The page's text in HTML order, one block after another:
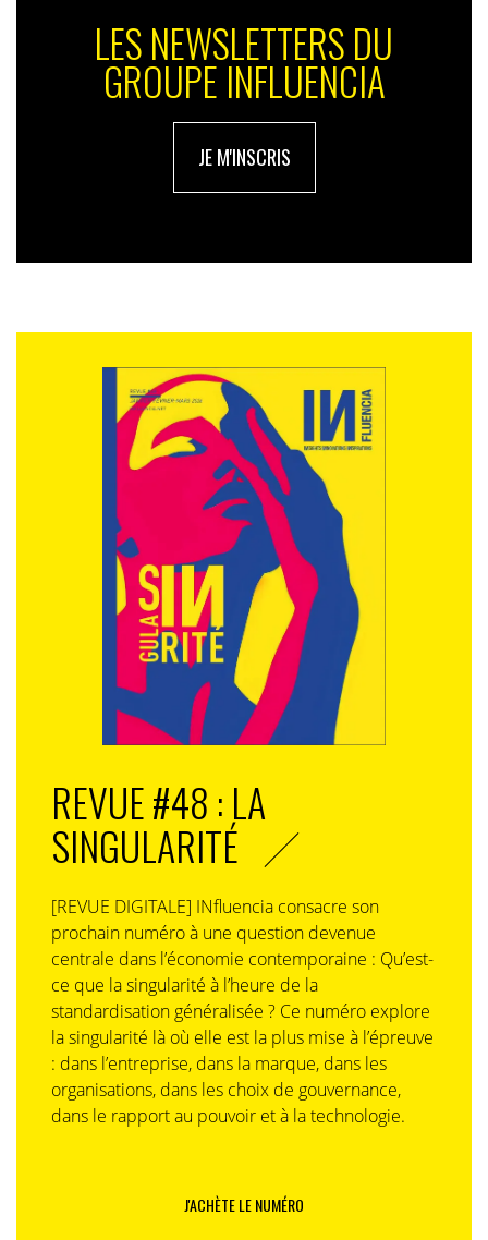
LES NEWSLETTERS DU
GROUPE INFLUENCIA
JE M'INSCRIS
REVUE #48 : LA
SINGULARITÉ
[REVUE DIGITALE] INfluencia consacre son
prochain numéro à une question devenue
centrale dans l’économie contemporaine : Qu’est-
ce que la singularité à l’heure de la
standardisation généralisée ? Ce numéro explore
la singularité là où elle est la plus mise à l’épreuve
: dans l’entreprise, dans la marque, dans les
organisations, dans les choix de gouvernance,
dans le rapport au pouvoir et à la technologie.
J'ACHÈTE LE NUMÉRO